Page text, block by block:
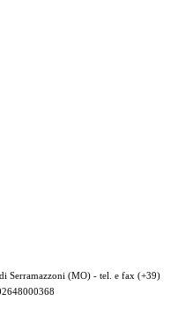
Serramazzoni (MO) - tel. e fax (+39)